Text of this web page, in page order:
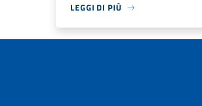
LEGGI DI PIÙ